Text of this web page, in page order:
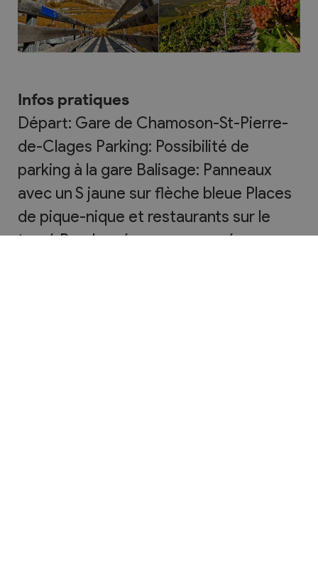
Infos pratiques
Départ: Gare de Chamoson-St-Pierre-
de-Clages Parking: Possibilité de
parking à la gare Balisage: Panneaux
avec un S jaune sur flèche bleue Places
de pique-nique et restaurants sur le
tracé Randonnée accompagnée sur